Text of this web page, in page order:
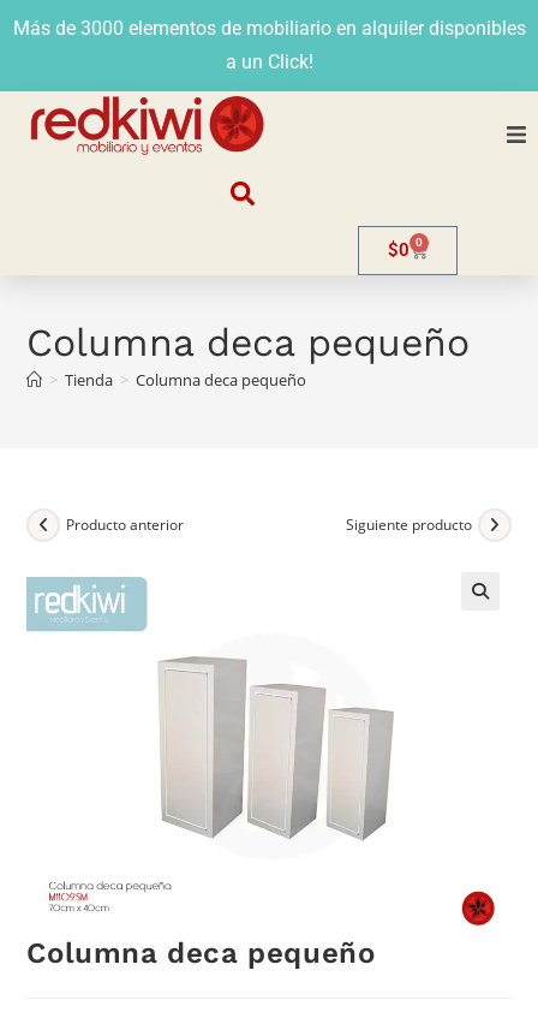
Más de 3000 elementos de mobiliario en alquiler disponibles
a un Click!
Venta
Contacto
$0 0
Columna deca pequeño
> Tienda > Columna deca pequeño
Producto anterior Siguiente producto
Columna deca pequeño